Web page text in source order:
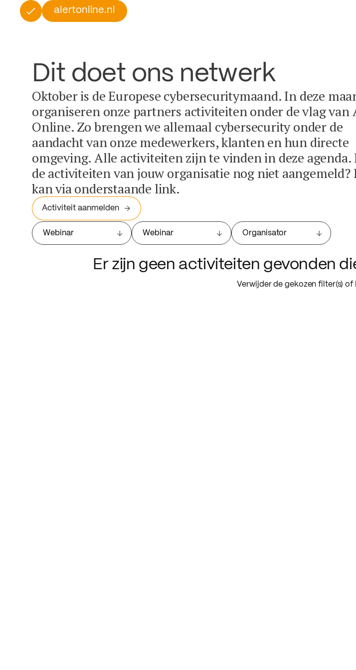
alertonline.nl
Dit doet ons netwerk
Oktober is de Europese cybersecuritymaand. In deze
organiseren onze partners activiteiten onder de vlag van
Online. Zo brengen we allemaal cybersecurity onder de
aandacht van onze medewerkers, klanten en hun directe
omgeving. Alle activiteiten zijn te vinden in deze agenda.
de activiteiten van jouw organisatie nog niet aangemeld?
kan via onderstaande link.
Activiteit aanmelden
Webinar Webinar Organisator
Er zijn geen activiteiten gevonden
Verwijder de gekozen filter(s) of